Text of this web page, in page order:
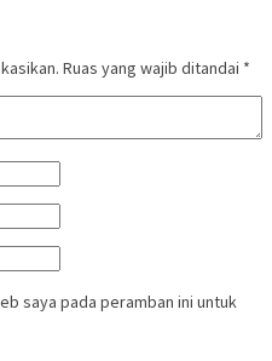
Ruas yang wajib ditandai *
saya pada peramban ini untuk